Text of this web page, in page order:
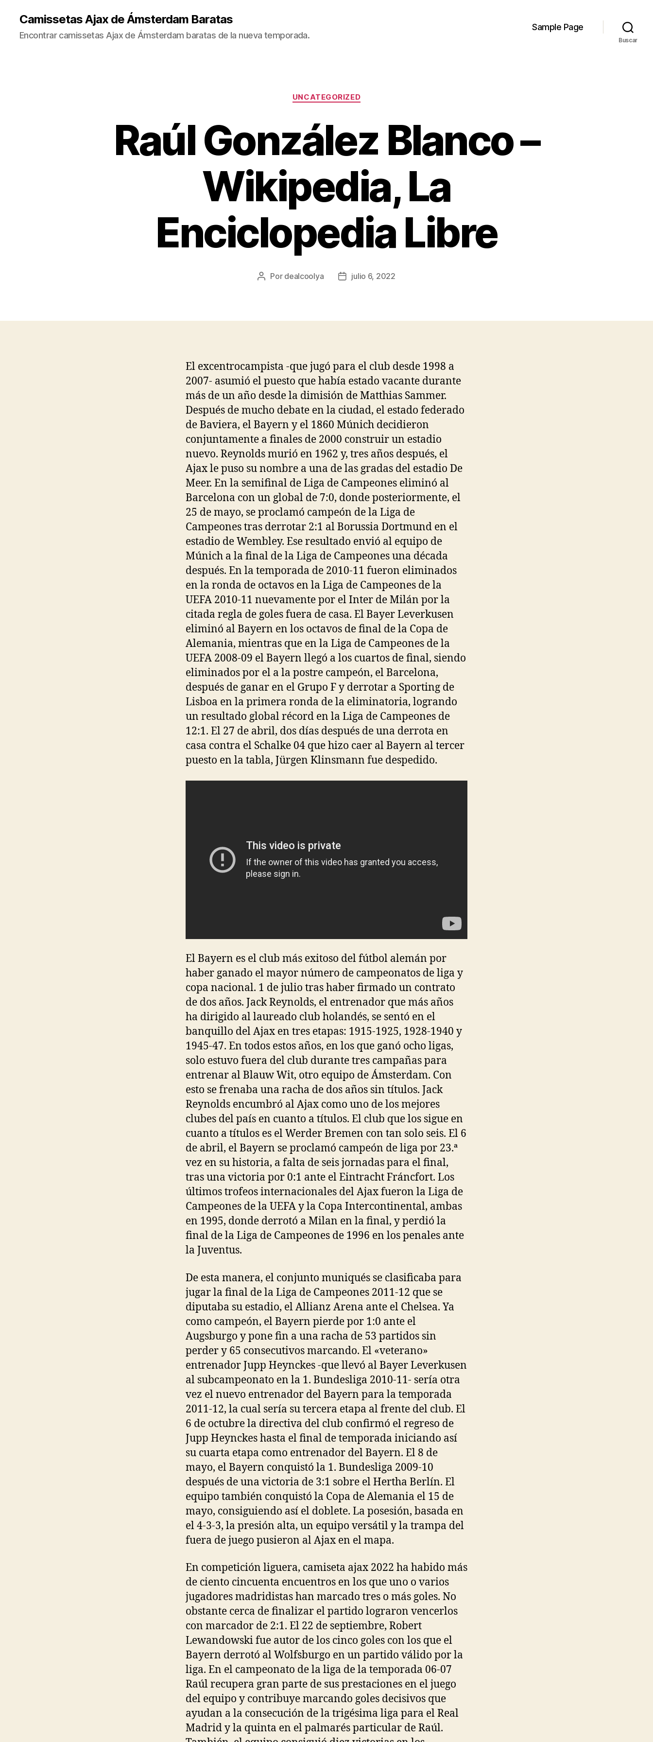
Camissetas Ajax de Ámsterdam Baratas
Encontrar camissetas Ajax de Ámsterdam baratas de la nueva temporada.
Sample Page
Buscar
Categorías
UNCATEGORIZED
Raúl González Blanco –
Wikipedia, La
Enciclopedia Libre
Autor
Por dealcoolya
Fechajulio 6, 2022
El excentrocampista -que jugó para el club desde 1998 a
2007- asumió el puesto que había estado vacante durante
más de un año desde la dimisión de Matthias Sammer.
Después de mucho debate en la ciudad, el estado federado
de Baviera, el Bayern y el 1860 Múnich decidieron
conjuntamente a finales de 2000 construir un estadio
nuevo. Reynolds murió en 1962 y, tres años después, el
Ajax le puso su nombre a una de las gradas del estadio De
Meer. En la semifinal de Liga de Campeones eliminó al
Barcelona con un global de 7:0, donde posteriormente, el
25 de mayo, se proclamó campeón de la Liga de
Campeones tras derrotar 2:1 al Borussia Dortmund en el
estadio de Wembley. Ese resultado envió al equipo de
Múnich a la final de la Liga de Campeones una década
después. En la temporada de 2010-11 fueron eliminados
en la ronda de octavos en la Liga de Campeones de la
UEFA 2010-11 nuevamente por el Inter de Milán por la
citada regla de goles fuera de casa. El Bayer Leverkusen
eliminó al Bayern en los octavos de final de la Copa de
Alemania, mientras que en la Liga de Campeones de la
UEFA 2008-09 el Bayern llegó a los cuartos de final, siendo
eliminados por el a la postre campeón, el Barcelona,
después de ganar en el Grupo F y derrotar a Sporting de
Lisboa en la primera ronda de la eliminatoria, logrando
un resultado global récord en la Liga de Campeones de
12:1. El 27 de abril, dos días después de una derrota en
casa contra el Schalke 04 que hizo caer al Bayern al tercer
puesto en la tabla, Jürgen Klinsmann fue despedido.
El Bayern es el club más exitoso del fútbol alemán por
haber ganado el mayor número de campeonatos de liga y
copa nacional. 1 de julio tras haber firmado un contrato
de dos años. Jack Reynolds, el entrenador que más años
ha dirigido al laureado club holandés, se sentó en el
banquillo del Ajax en tres etapas: 1915-1925, 1928-1940 y
1945-47. En todos estos años, en los que ganó ocho ligas,
solo estuvo fuera del club durante tres campañas para
entrenar al Blauw Wit, otro equipo de Ámsterdam. Con
esto se frenaba una racha de dos años sin títulos. Jack
Reynolds encumbró al Ajax como uno de los mejores
clubes del país en cuanto a títulos. El club que los sigue en
cuanto a títulos es el Werder Bremen con tan solo seis. El 6
de abril, el Bayern se proclamó campeón de liga por 23.ª
vez en su historia, a falta de seis jornadas para el final,
tras una victoria por 0:1 ante el Eintracht Fráncfort. Los
últimos trofeos internacionales del Ajax fueron la Liga de
Campeones de la UEFA y la Copa Intercontinental, ambas
en 1995, donde derrotó a Milan en la final, y perdió la
final de la Liga de Campeones de 1996 en los penales ante
la Juventus.
De esta manera, el conjunto muniqués se clasificaba para
jugar la final de la Liga de Campeones 2011-12 que se
diputaba su estadio, el Allianz Arena ante el Chelsea. Ya
como campeón, el Bayern pierde por 1:0 ante el
Augsburgo y pone fin a una racha de 53 partidos sin
perder y 65 consecutivos marcando. El «veterano»
entrenador Jupp Heynckes -que llevó al Bayer Leverkusen
al subcampeonato en la 1. Bundesliga 2010-11- sería otra
vez el nuevo entrenador del Bayern para la temporada
2011-12, la cual sería su tercera etapa al frente del club. El
6 de octubre la directiva del club confirmó el regreso de
Jupp Heynckes hasta el final de temporada iniciando así
su cuarta etapa como entrenador del Bayern. El 8 de
mayo, el Bayern conquistó la 1. Bundesliga 2009-10
después de una victoria de 3:1 sobre el Hertha Berlín. El
equipo también conquistó la Copa de Alemania el 15 de
mayo, consiguiendo así el doblete. La posesión, basada en
el 4-3-3, la presión alta, un equipo versátil y la trampa del
fuera de juego pusieron al Ajax en el mapa.
En competición liguera, camiseta ajax 2022 ha habido más
de ciento cincuenta encuentros en los que uno o varios
jugadores madridistas han marcado tres o más goles. No
obstante cerca de finalizar el partido lograron vencerlos
con marcador de 2:1. El 22 de septiembre, Robert
Lewandowski fue autor de los cinco goles con los que el
Bayern derrotó al Wolfsburgo en un partido válido por la
liga. En el campeonato de la liga de la temporada 06-07
Raúl recupera gran parte de sus prestaciones en el juego
del equipo y contribuye marcando goles decisivos que
ayudan a la consecución de la trigésima liga para el Real
Madrid y la quinta en el palmarés particular de Raúl.